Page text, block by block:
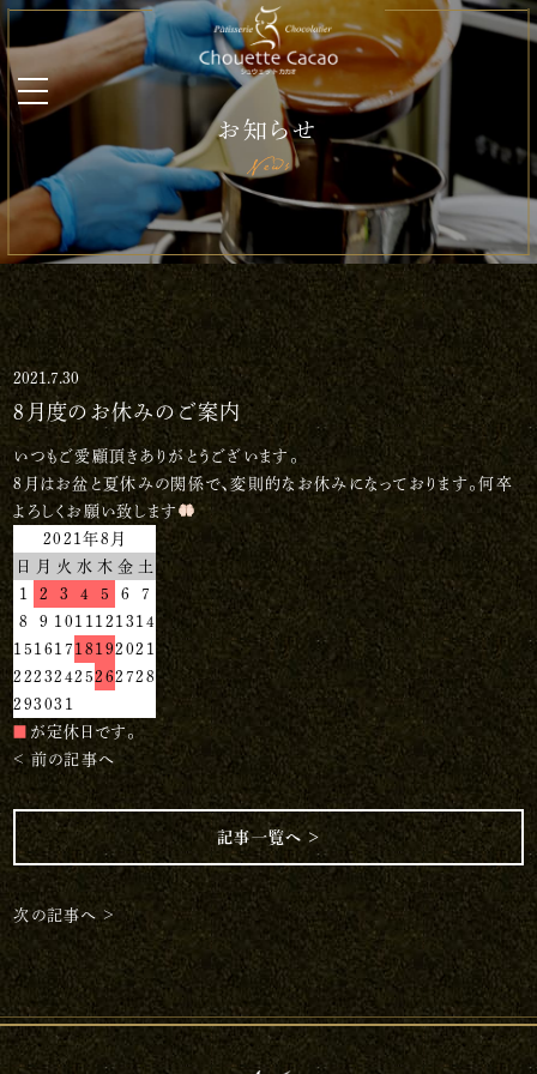
お知らせ
News
2021.7.30
8月度のお休みのご案内
いつもご愛顧頂きありがとうございます。
8月はお盆と夏休みの関係で、変則的なお休みになっております。何卒
よろしくお願い致します
2021年8月
日
月 火 水 木 金 土
1
2 3 4 5 6
7
8
9 10 11 12 13 14
15 16 17 18 192021
22232425262728
293031
■ が定休日です。
< 前の記事へ
記事一覧へ ＞
次の記事へ >